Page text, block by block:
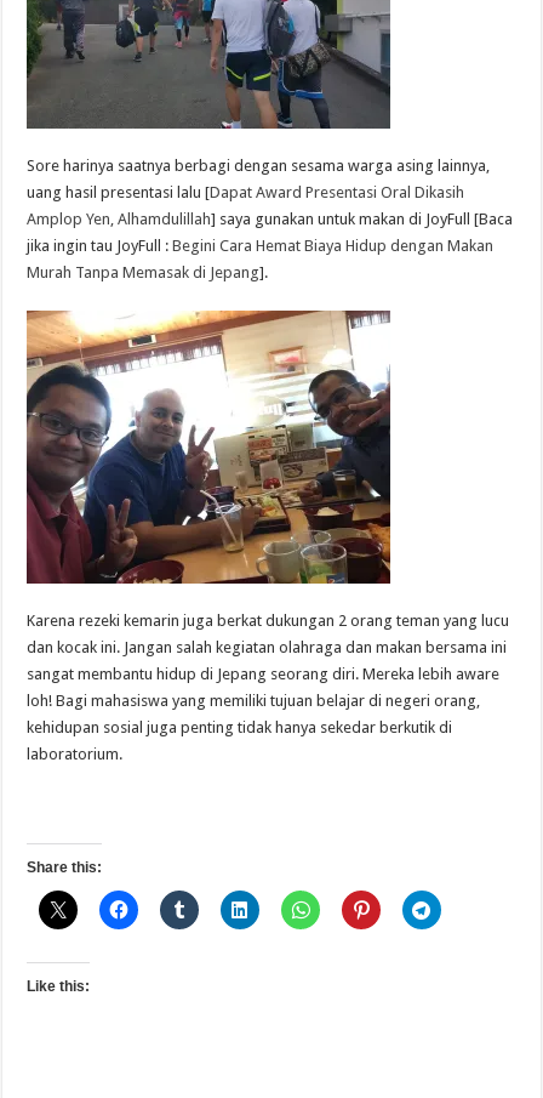
Sore harinya saatnya berbagi dengan sesama warga asing lainnya,
uang hasil presentasi lalu [Dapat Award Presentasi Oral Dikasih
Amplop Yen, Alhamdulillah] saya gunakan untuk makan di JoyFull [Baca
jika ingin tau JoyFull :Begini Cara Hemat Biaya Hidup dengan Makan
Murah Tanpa Memasak di Jepang].
Karena rezeki kemarin juga berkat dukungan 2 orang teman yang lucu
dan kocak ini. Jangan salah kegiatan olahraga dan makan bersama ini
sangat membantu hidup di Jepang seorang diri. Mereka lebih aware
loh! Bagi mahasiswa yang memiliki tujuan belajar di negeri orang,
kehidupan sosial juga penting tidak hanya sekedar berkutik di
laboratorium.
Share this:
Like this: